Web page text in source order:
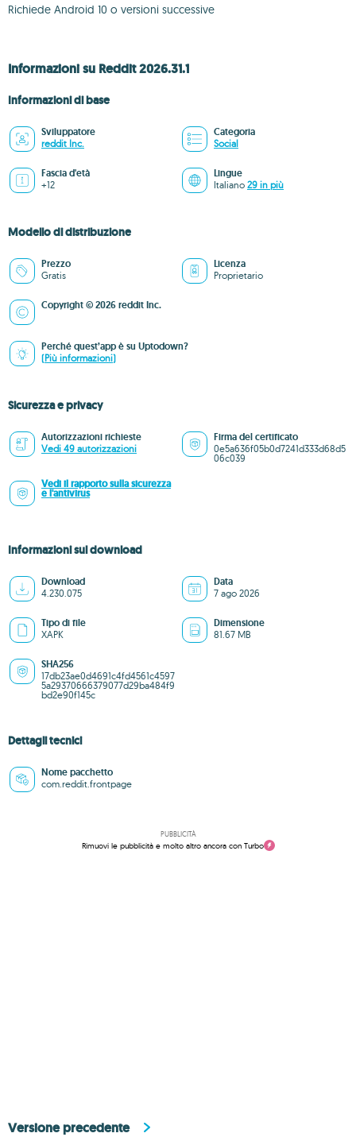
Richiede Android 10 o versioni successive
Informazioni su Reddit 2026.31.1
Informazioni di base
Sviluppatore
reddit Inc.
Categoria
Social
Fascia d'età
+12
Lingue
Italiano 29 in più
Modello di distribuzione
Prezzo
Gratis
Licenza
Proprietario
Copyright © 2026 reddit Inc.
Perché quest’app è su Uptodown?
(Più informazioni)
Sicurezza e privacy
Autorizzazioni richieste
Vedi 49 autorizzazioni
Firma del certificato
0e5a636f05b0d7241d333d68d5
06c039
Vedi il rapporto sulla sicurezza
e l'antivirus
Informazioni sul download
Download
4.230.075
Data
7 ago 2026
Tipo di file
XAPK
Dimensione
81.67 MB
SHA256
17db23ae0d4691c4fd4561c4597
5a29370666379077d29ba484f9
bd2e90f145c
Dettagli tecnici
Nome pacchetto
com.reddit.frontpage
PUBBLICITÀ
Rimuovi le pubblicità e molto altro ancora con Turbo
Versione precedente